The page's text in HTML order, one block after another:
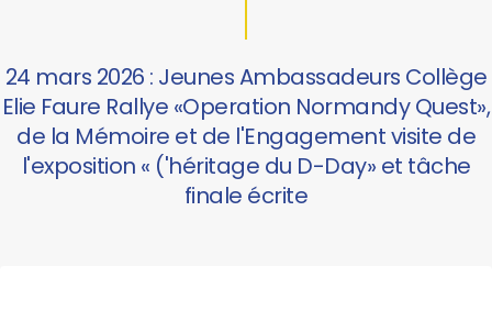
24 mars 2026 : Jeunes Ambassadeurs Collège
Elie Faure Rallye «Operation Normandy Quest»,
de la Mémoire et de l'Engagement visite de
l'exposition « ('héritage du D-Day» et tâche
finale écrite